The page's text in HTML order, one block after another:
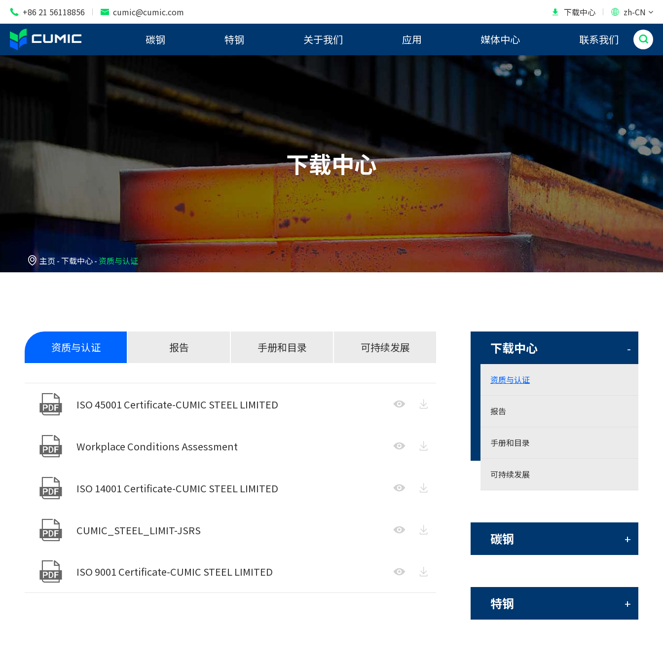
 +86 21 56118856  cumic@cumic.com  下载中心  zh-CN
碳钢 特钢 关于我们 应用 媒体中心 联系我们 
下载中心
 主页 下载中心 资质与认证
资质与认证 报告 手册和目录 可持续发展
 ISO 45001 Certificate-CUMIC STEEL LIMITED  
 Workplace Conditions Assessment  
 ISO 14001 Certificate-CUMIC STEEL LIMITED  
 CUMIC_STEEL_LIMIT-JSRS  
 ISO 9001 Certificate-CUMIC STEEL LIMITED  
下载中心 -
资质与认证
报告
手册和目录
可持续发展
碳钢 +
特钢 +